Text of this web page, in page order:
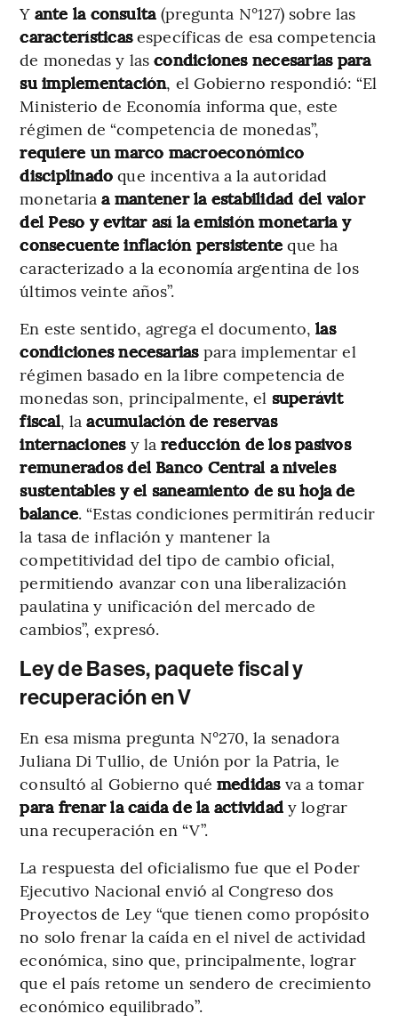
Y ante la consulta(pregunta N°127) sobre las
característicasespecíficas de esa competencia
de monedas y lascondiciones necesarias para
su implementación, el Gobierno respondió: “El
Ministerio de Economía informa que, este
régimen de “competencia de monedas”,
requiere un marco macroeconómico
disciplinado que incentiva a la autoridad
monetariaa mantener la estabilidad del valor
del Peso y evitar así la emisión monetaria y
consecuente inflación persistente que ha
caracterizado a la economía argentina de los
últimos veinte años”.
En este sentido, agrega el documento,las
condiciones necesariaspara implementar el
régimen basado en la libre competencia de
monedas son, principalmente, el superávit
fiscal, laacumulación de reservas
internacionesy lareducción de los pasivos
remunerados del Banco Central a niveles
sustentables y el saneamiento de su hoja de
balance. “Estas condiciones permitirán reducir
la tasa de inflación y mantener la
competitividad del tipo de cambio oficial,
permitiendo avanzar con una liberalización
paulatina y unificación del mercado de
cambios”, expresó.
Ley de Bases, paquete fiscal y
recuperación en V
En esa misma pregunta N°270, la senadora
Juliana Di Tullio, de Unión por la Patria, le
consultó al Gobierno qué medidasva a tomar
para frenar la caída de la actividad y lograr
una recuperación en “V”.
La respuesta del oficialismo fue que el Poder
Ejecutivo Nacional envió al Congreso dos
Proyectos de Ley “que tienen como propósito
no solo frenar la caída en el nivel de actividad
económica, sino que, principalmente, lograr
que el país retome un sendero de crecimiento
económico equilibrado”.